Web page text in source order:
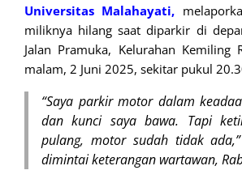
Universitas Malahayati,
miliknya hilang saat diparkir di
Jalan Pramuka, Kelurahan Kemiling
malam, 2 Juni 2025, sekitar pukul
“Saya parkir motor dalam
dan kunci saya bawa. Tapi
pulang, motor sudah tidak
dimintai keterangan wartawan,